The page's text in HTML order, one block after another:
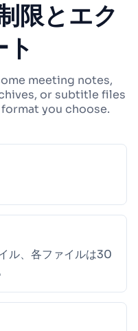
限とエク
meeting notes,
or subtitle files
you choose.
ル、各ファイルは30